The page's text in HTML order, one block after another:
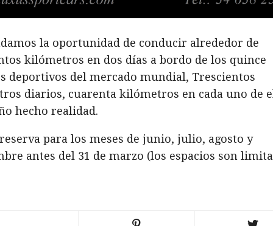
la oportunidad de conducir alrededor de
kilómetros en dos días a bordo de los quince
deportivos del mercado mundial, Trescientos
diarios, cuarenta kilómetros en cada uno de
hecho realidad.
para los meses de junio, julio, agosto y
antes del 31 de marzo (los espacios son